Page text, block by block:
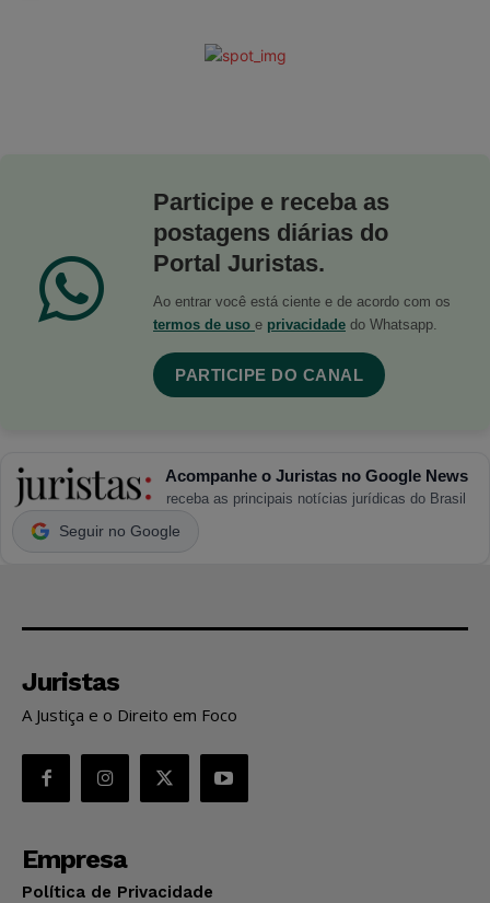
Participe e receba as
postagens diárias do
Portal Juristas.
Ao entrar você está ciente e de acordo com os
termos de uso e privacidade do Whatsapp.
PARTICIPE DO CANAL
Acompanhe o Juristas no Google News
receba as principais notícias jurídicas do Brasil
Seguir no Google
Juristas
A Justiça e o Direito em Foco
Empresa
Política de Privacidade